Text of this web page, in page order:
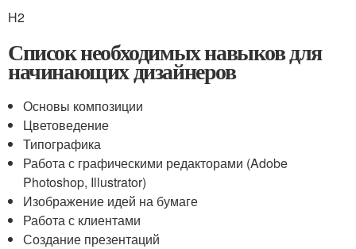
H2
Список необходимых навыков для
начинающих дизайнеров
Основы композиции
Цветоведение
Типографика
Работа с графическими редакторами (Adobe
Photoshop, Illustrator)
Изображение идей на бумаге
Работа с клиентами
Создание презентаций